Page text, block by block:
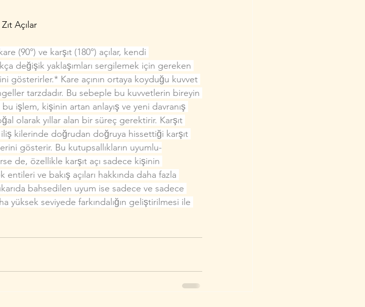
Açılar
(90°) ve karşıt (180°) açılar, kendi
değişik yak­laşımları sergilemek için gereken
gösterirler.* Kare açının ortaya koyduğu kuvvet­
tarzdadır. Bu sebeple bu kuvvetlerin bireyin
işlem, kişinin artan anlayış ve yeni davranış
olarak yıllar alan bir süreç gerektirir. Karşıt
kilerinde doğrudan doğruya hissettiği karşıt
gösterir. Bu kutupsallıkların uyumlu­
de, özellikle karşıt açı sadece kişinin
ve bakış açıları hakkında daha fazla
bahsedilen uyum ise sadece ve sade­ce
yüksek seviyede farkındalığın geliştirilmesi ile